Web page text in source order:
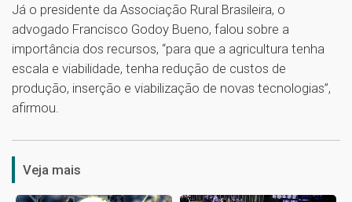
Já o presidente da Associação Rural Brasileira, o
advogado Francisco Godoy Bueno, falou sobre a
importância dos recursos, “para que a agricultura tenha
escala e viabilidade, tenha redução de custos de
produção, inserção e viabilização de novas tecnologias”,
afirmou.
Veja mais